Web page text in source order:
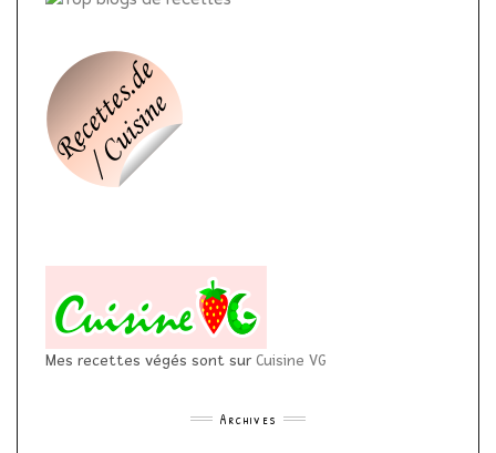
Mes recettes végés sont sur Cuisine VG
Archives